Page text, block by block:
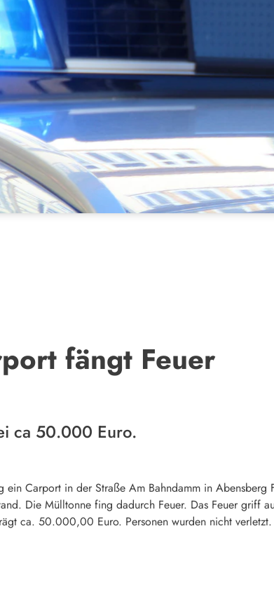
fängt Feuer
ca 50.000 Euro.
Carport in der Straße Am Bahndamm in Abensberg
Die Mülltonne fing dadurch Feuer. Das Feuer griff
ca. 50.000,00 Euro. Personen wurden nicht verletzt.